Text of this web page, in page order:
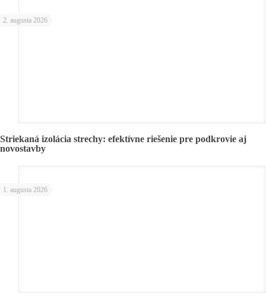
2. augusta 2026
Striekaná izolácia strechy: efektívne riešenie pre podkrovie aj
novostavby
1. augusta 2026